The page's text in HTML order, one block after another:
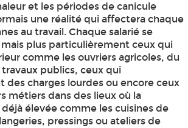
et les périodes de canicule
une réalité qui affectera chaque
au travail. Chaque salarié se
plus particulièrement ceux qui
comme les ouvriers agricoles, du
publics, ceux qui
des charges lourdes ou encore ceux
métiers dans des lieux où la
élevée comme les cuisines de
pressings ou ateliers de